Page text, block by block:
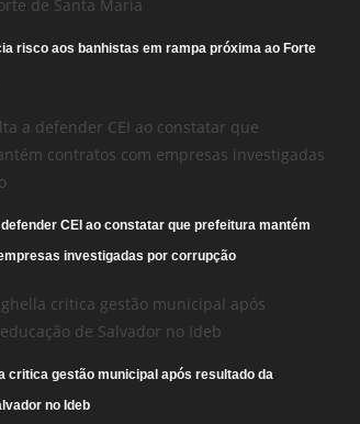
risco aos banhistas em rampa próxima ao Forte
CEI ao constatar que prefeitura mantém
investigadas por corrupção
critica gestão municipal após resultado da
no Ideb